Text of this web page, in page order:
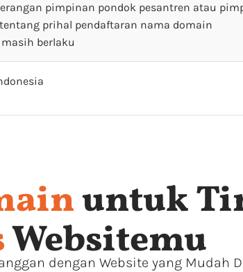
pimpinan pondok pesantren atau
prihal pendaftaran nama domain
masih berlaku
untuk
Websitemu
dengan Website yang Mudah